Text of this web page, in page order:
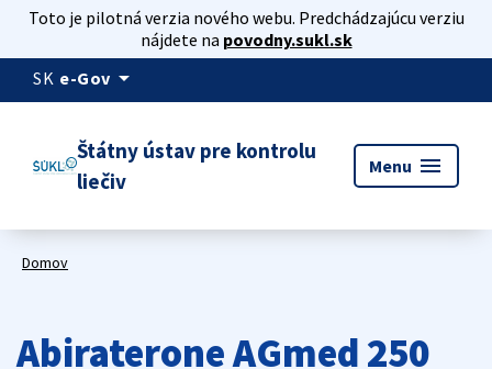
Toto je pilotná verzia nového webu. Predchádzajúcu verziu
nájdete na povodny.sukl.sk
SK e-Gov arrow_drop_down
Štátny ústav pre kontrolu
liečiv
Menu menu
Domov
Abiraterone AGmed 250